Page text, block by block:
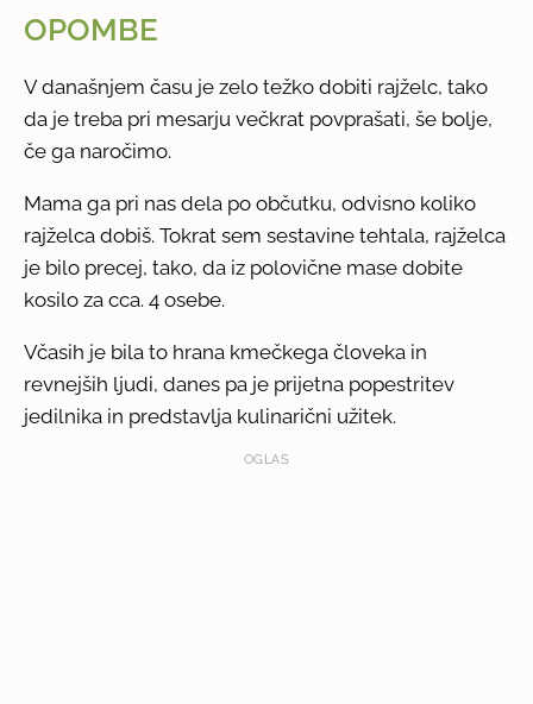
OPOMBE
V današnjem času je zelo težko dobiti rajželc, tako
da je treba pri mesarju večkrat povprašati, še bolje,
če ga naročimo.
Mama ga pri nas dela po občutku, odvisno koliko
rajželca dobiš. Tokrat sem sestavine tehtala, rajželca
je bilo precej, tako, da iz polovične mase dobite
kosilo za cca. 4 osebe.
Včasih je bila to hrana kmečkega človeka in
revnejših ljudi, danes pa je prijetna popestritev
jedilnika in predstavlja kulinarični užitek.
OGLAS